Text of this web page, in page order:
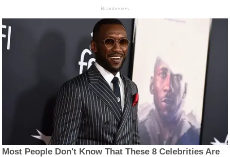
Brainberries
Most People Don't Know That These 8 Celebrities Are